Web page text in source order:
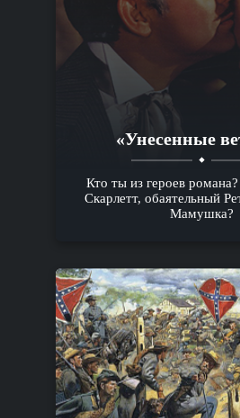
«Унесенные
Кто ты из героев
Скарлетт, обаятельный
Мамушка?